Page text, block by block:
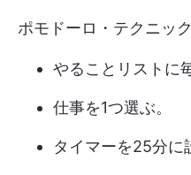
ポモドーロ・テクニッ
やることリストに
仕事を1つ選ぶ。
タイマーを25分に